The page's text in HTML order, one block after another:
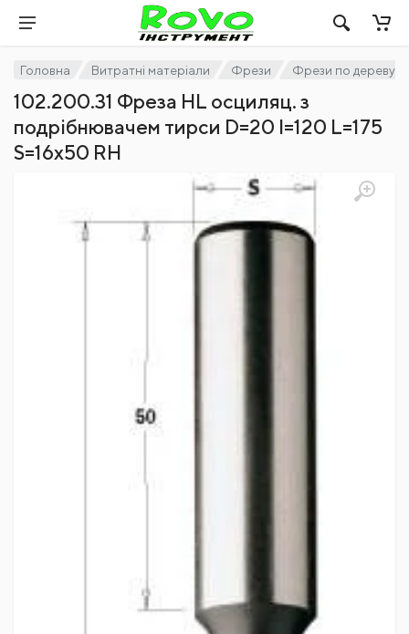
Головна Витратні матеріали Фрези Фрези по дереву
102.200.31 Фреза HL осциляц. з
подрібнювачем тирси D=20 I=120 L=175
S=16x50 RH